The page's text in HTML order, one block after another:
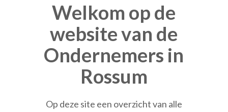
Welkom op de
website van de
Ondernemers in
Rossum
Op deze site een overzicht van alle